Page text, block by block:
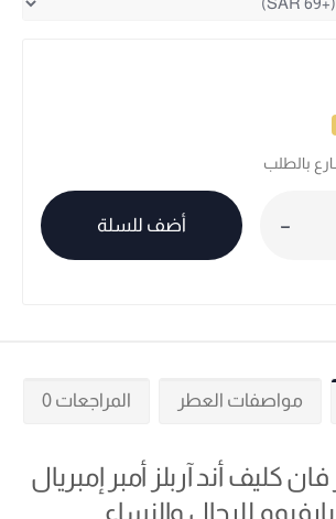
أضف للسلة
مواصفات العطر المراجعات 0
كليف أند آربلز أمبر إمبريال
للرجال والنساء